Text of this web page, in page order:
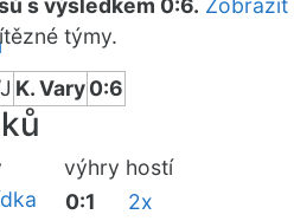
s výsledkem 0:6. Zobrazit
týmy.
K. Vary0:6
výhry hostí
0:1
2x